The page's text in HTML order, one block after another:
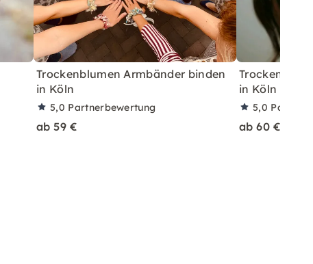
Trockenblumen Armbänder binden
in Köln
5,0 Partnerbewertung
ab 59 €
in Köln
5,0
ab 60 €